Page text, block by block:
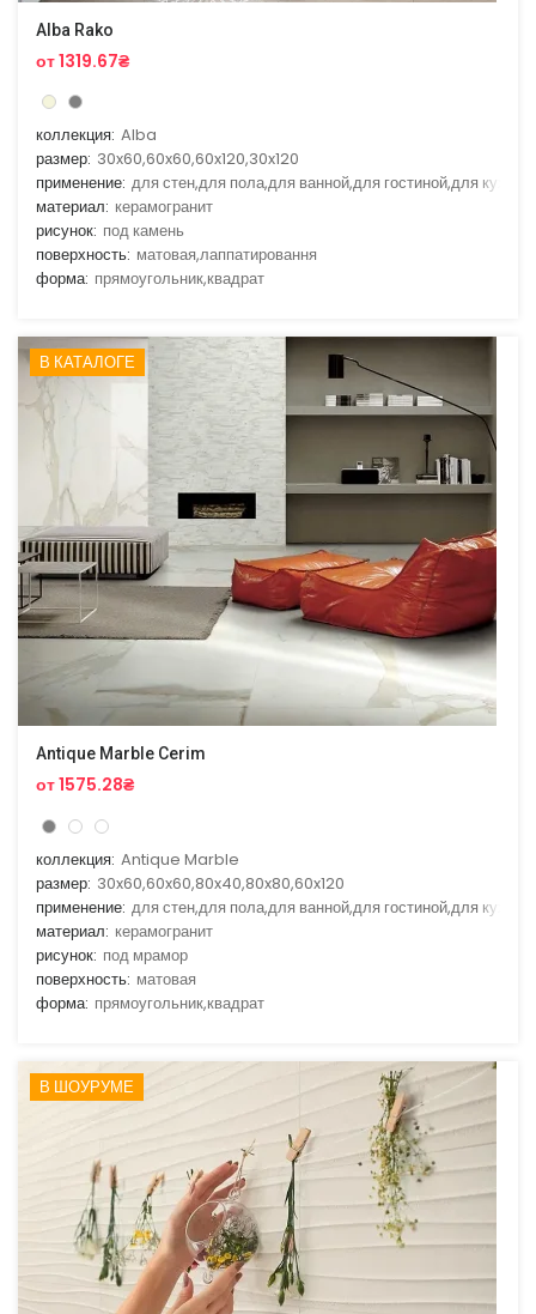
Alba Rako
от 1319.67₴
коллекция: Alba
размер: 30x60,60x60,60x120,30x120
применение: для стен,для пола,для ванной,для гостиной,для кухни
материал: керамогранит
рисунок: под камень
поверхность: матовая,лаппатировання
форма: прямоугольник,квадрат
В КАТАЛОГЕ
Antique Marble Cerim
от 1575.28₴
коллекция: Antique Marble
размер: 30x60,60x60,80x40,80x80,60x120
применение: для стен,для пола,для ванной,для гостиной,для кухни
материал: керамогранит
рисунок: под мрамор
поверхность: матовая
форма: прямоугольник,квадрат
В ШОУРУМЕ